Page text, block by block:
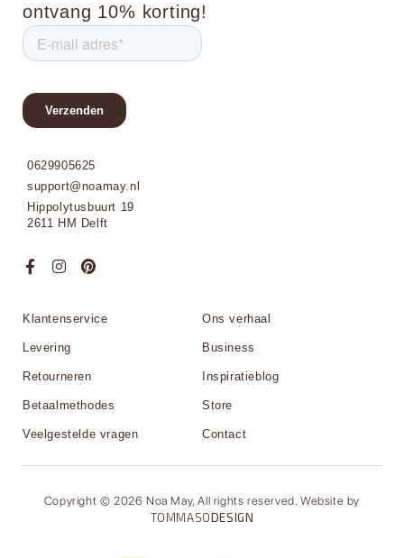
ontvang 10% korting!
0629905625
support@noamay.nl
Hippolytusbuurt 19
2611 HM Delft
Klantenservice
Levering
Retourneren
Betaalmethodes
Veelgestelde vragen
Ons verhaal
Business
Inspiratieblog
Store
Contact
Copyright © 2026 Noa May, All rights reserved. Website by
TOMMASODESIGN